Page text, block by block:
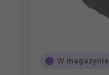
W magazynie